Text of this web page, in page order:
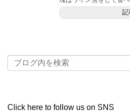
記
Click here to follow us on SNS